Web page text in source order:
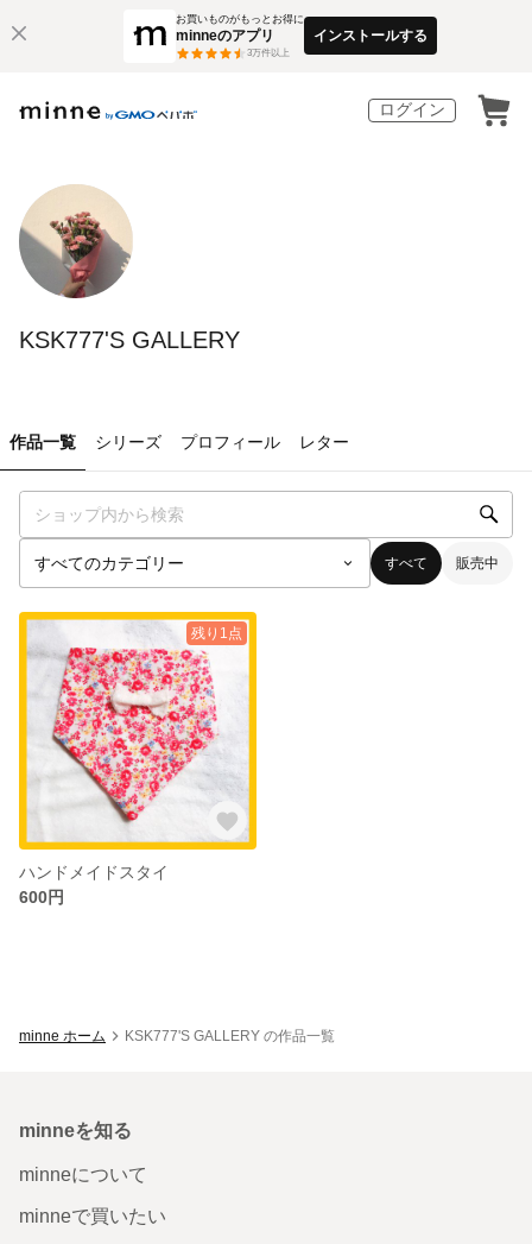
お買いものがもっとお得に
minneのアプリ
3万件以上
インストールする
ログイン
KSK777'S GALLERY
作品一覧 シリーズ プロフィール レター
すべて 販売中
残り1点
ハンドメイドスタイ
600円
minne ホーム KSK777'S GALLERY の作品一覧
minneを知る
minneについて
minneで買いたい